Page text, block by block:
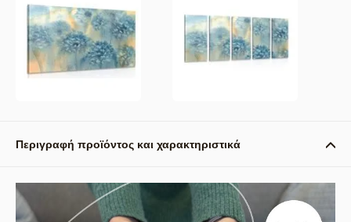
Περιγραφή προϊόντος και χαρακτηριστικά